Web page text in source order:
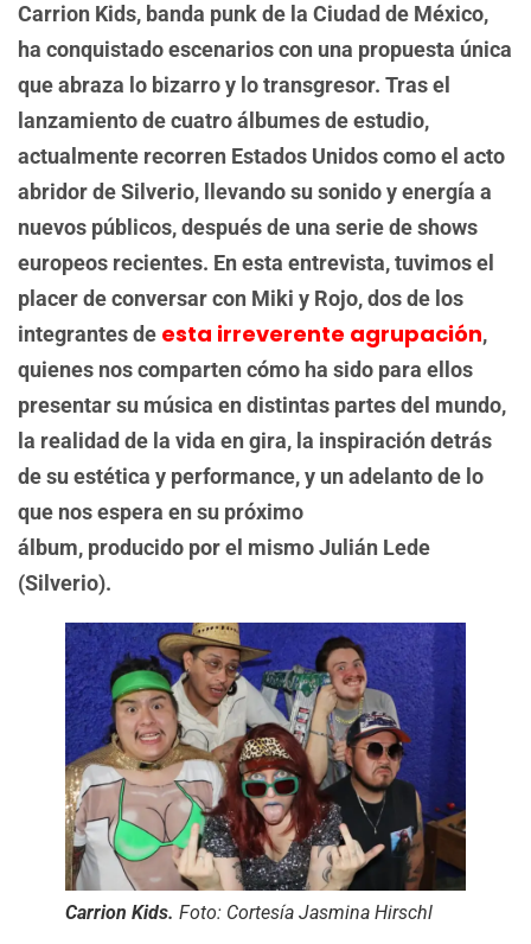
Carrion Kids, banda punk de la Ciudad de México,
ha conquistado escenarios con una propuesta única
que abraza lo bizarro y lo transgresor. Tras el
lanzamiento de cuatro álbumes de estudio,
actualmente recorren Estados Unidos como el acto
abridor de Silverio, llevando su sonido y energía a
nuevos públicos, después de una serie de shows
europeos recientes. En esta entrevista, tuvimos el
placer de conversar con Miki y Rojo, dos de los
integrantes de esta irreverente agrupación,
quienes nos comparten cómo ha sido para ellos
presentar su música en distintas partes del mundo,
la realidad de la vida en gira, la inspiración detrás
de su estética y performance, y un adelanto de lo
que nos espera en su próximo
álbum, producido por el mismo Julián Lede
(Silverio).
Carrion Kids. Foto: Cortesía Jasmina Hirschl